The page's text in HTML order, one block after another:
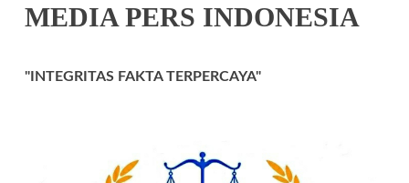
MEDIA PERS INDONESIA
"INTEGRITAS FAKTA TERPERCAYA"